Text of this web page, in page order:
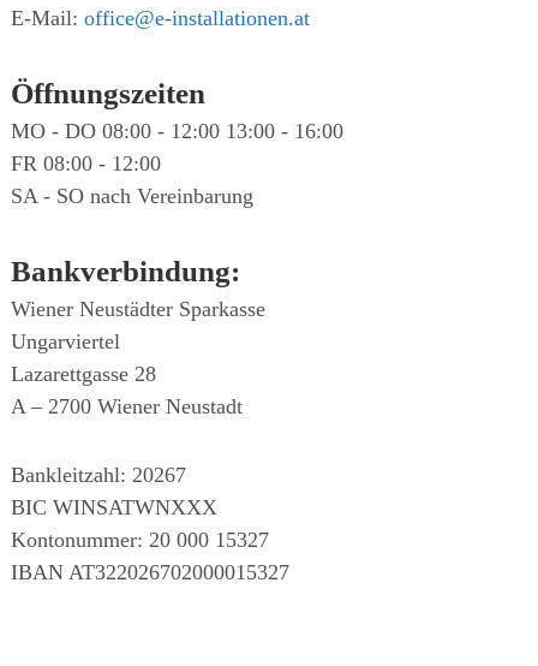
E-Mail: office@e-installationen.at
Öffnungszeiten
MO - DO 08:00 - 12:00 13:00 - 16:00
FR 08:00 - 12:00
SA - SO nach Vereinbarung
Bankverbindung:
Wiener Neustädter Sparkasse
Ungarviertel
Lazarettgasse 28
A – 2700 Wiener Neustadt
Bankleitzahl: 20267
BIC WINSATWNXXX
Kontonummer: 20 000 15327
IBAN AT322026702000015327